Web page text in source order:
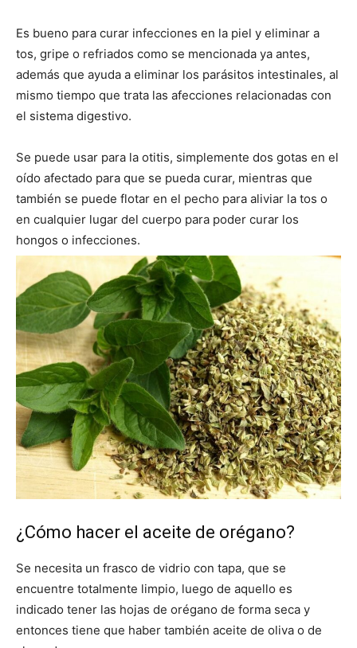
Es bueno para curar infecciones en la piel y eliminar a
tos, gripe o refriados como se mencionada ya antes,
además que ayuda a eliminar los parásitos intestinales, al
mismo tiempo que trata las afecciones relacionadas con
el sistema digestivo.
Se puede usar para la otitis, simplemente dos gotas en el
oído afectado para que se pueda curar, mientras que
también se puede flotar en el pecho para aliviar la tos o
en cualquier lugar del cuerpo para poder curar los
hongos o infecciones.
¿Cómo hacer el aceite de orégano?
Se necesita un frasco de vidrio con tapa, que se
encuentre totalmente limpio, luego de aquello es
indicado tener las hojas de orégano de forma seca y
entonces tiene que haber también aceite de oliva o de